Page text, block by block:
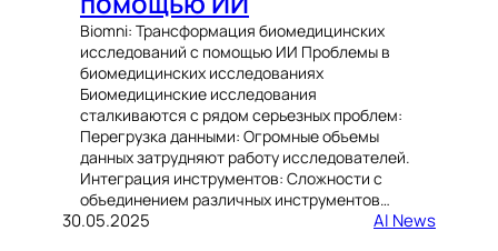
Biomni: Трансформация биомедицинских
исследований с помощью ИИ Проблемы в
биомедицинских исследованиях
Биомедицинские исследования
сталкиваются с рядом серьезных проблем:
Перегрузка данными: Огромные объемы
данных затрудняют работу исследователей.
Интеграция инструментов: Сложности с
объединением различных инструментов…
30.05.2025 AI News